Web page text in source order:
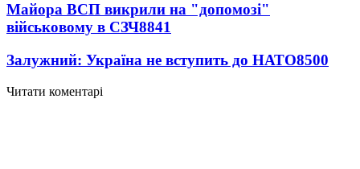
Майора ВСП викрили на "допомозі"
військовому в СЗЧ8841
Залужний: Україна не вступить до НАТО8500
Читати коментарі